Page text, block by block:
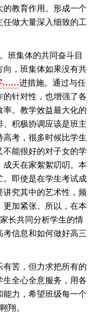
教育作用。形成一个
做大量深入细致的工
班集体的共同奋斗目
向，班集体如果没有共
……进措施。通过与任
针对性，也增强了各
。教学效益最大化的
积极协调应该是班主
考，很多时候比学生
能很好的对子女的学
天在家絮絮叨叨。本
。即使是在学生考试成
究其中的艺术性，频
加紧张。所以，在本
长共同分析学生的情
信息和如何做好高三
苦，但力求把所有的
全心全意服务，用各
力，希望班级每一个
翔。